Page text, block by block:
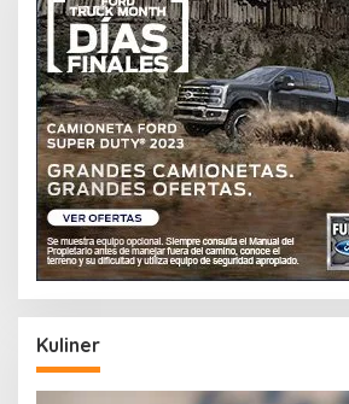
Kuliner